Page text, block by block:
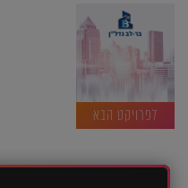
לפרויקט הבא